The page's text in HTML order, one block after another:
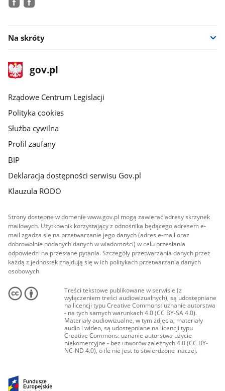
Na skróty
stopka
gov.plStrona
gov.pl
Rządowe Centrum Legislacji
Polityka cookies
Służba cywilna
Profil zaufany
BIP
Deklaracja dostępności serwisu Gov.pl
Klauzula RODO
Strony dostępne w domenie www.gov.pl mogą zawierać adresy skrzynek
mailowych. Użytkownik korzystający z odnośnika będącego adresem e-
mail zgadza się na przetwarzanie jego danych (adres e-mail oraz
dobrowolnie podanych danych w wiadomości) w celu przesłania
odpowiedzi na przesłane pytania. Szczegóły przetwarzania danych przez
każdą z jednostek znajdują się w ich politykach przetwarzania danych
osobowych.
Treści tekstowe publikowane w serwisie (z
wyłączeniem treści audiowizualnych), są udostępniane
na licencji typu Creative Commons: uznanie autorstwa
- na tych samych warunkach 4.0 (CC BY-SA 4.0).
Materiały audiowizualne, w tym zdjęcia, materiały
audio i wideo, są udostępniane na licencji typu
Creative Commons: uznanie autorstwa użycie
niekomercyjne - bez utworów zależnych 4.0 (CC BY-
NC-ND 4.0), o ile nie jest to stwierdzone inaczej.